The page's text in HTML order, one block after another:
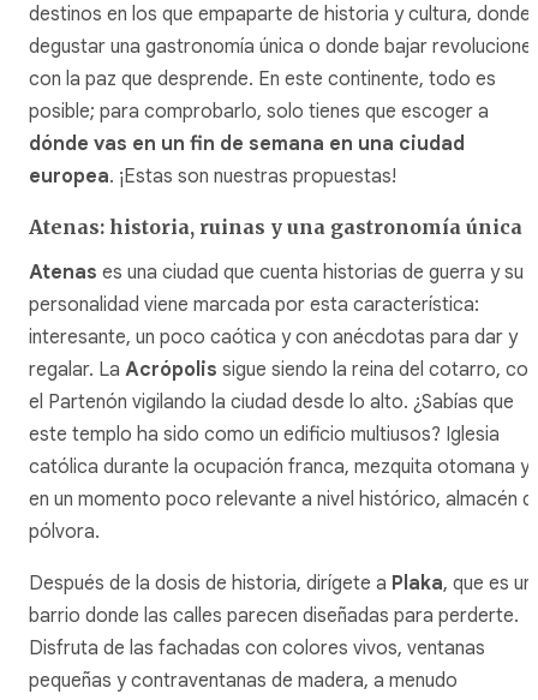
destinos en los que empaparte de historia y cultura, donde
degustar una gastronomía única o donde bajar
con la paz que desprende. En este continente, todo es
posible; para comprobarlo, solo tienes que escoger a
dónde vas en un fin de semana en una ciudad
europea. ¡Estas son nuestras propuestas!
Atenas: historia, ruinas y una gastronomía única
Atenas es una ciudad que cuenta historias de guerra y su
personalidad viene marcada por esta característica:
interesante, un poco caótica y con anécdotas para dar y
regalar. La Acrópolis sigue siendo la reina del cotarro, con
el Partenón vigilando la ciudad desde lo alto. ¿Sabías que
este templo ha sido como un edificio multiusos? Iglesia
católica durante la ocupación franca, mezquita otomana y,
en un momento poco relevante a nivel histórico, almacén
pólvora.
Después de la dosis de historia, dirígete a Plaka, que es un
barrio donde las calles parecen diseñadas para perderte.
Disfruta de las fachadas con colores vivos, ventanas
pequeñas y contraventanas de madera, a menudo